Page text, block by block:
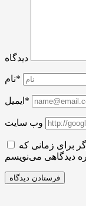
دیدگاه
نام*
ایمیل*
وب سایت
برای زمانی که